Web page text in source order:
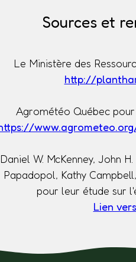
Sources et
Le Ministère des
http://
Agrométéo Québec
Daniel W. McKenney, John
Papadopol, Kathy
pour leur étude sur
Lien